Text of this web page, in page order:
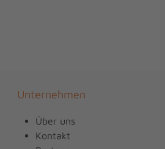
Unternehmen
Über uns
Kontakt